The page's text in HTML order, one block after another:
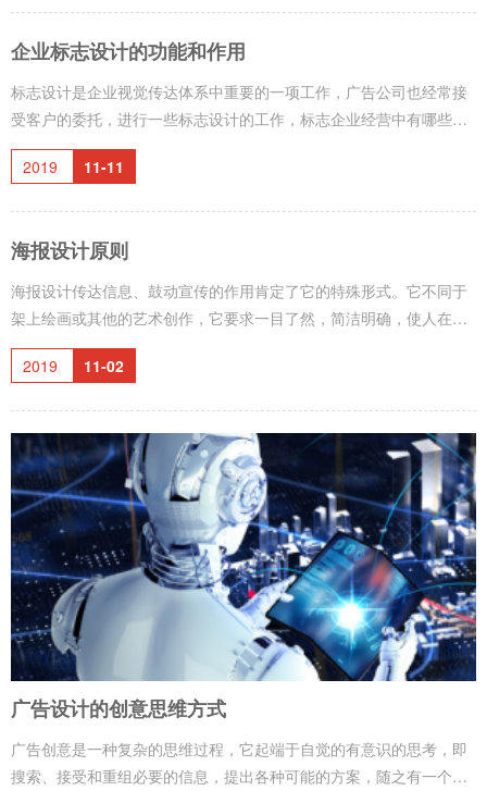
企业标志设计的功能和作用
标志设计是企业视觉传达体系中重要的一项工作，广告公司也经常接
受客户的委托，进行一些标志设计的工作，标志企业经营中有哪些功
能和作用呢？ 标志的功能主要是信息传达，理想的传达效果是信息传
达者使用基图形化的传达内容与信息接收者所理解和解释的意义相一
作用主要体现在： 1、区分商品的作用。 2、质量保证的作用。 3、认
牌购货的作用。 4、广告宣传的作用。
2019 11-11
海报设计原则
海报设计传达信息、鼓动宣传的作用肯定了它的特殊形式。它不同于
架上绘画或其他的艺术创作，它要求一目了然，简洁明确，使人在一
瞬之间，在一定距离外能看清楚所要宣传的事物的主题。为了达到这
个目的，宣传画往往采取一系列创意手法，突出重点，删去次要的细
想。因此，海报设计的构思往往源于生活并高于生活，构图要概括集
中，形象要简练夸张，要以强烈鲜明的色彩为手法，突出醒目地表达
所要宣传的事物，表现物与物
2019 11-02
广告设计的创意思维方式
广告创意是一种复杂的思维过程，它起端于自觉的有意识的思考，即
搜索、接受和重组必要的信息，提出各种可能的方案，随之有一个孕